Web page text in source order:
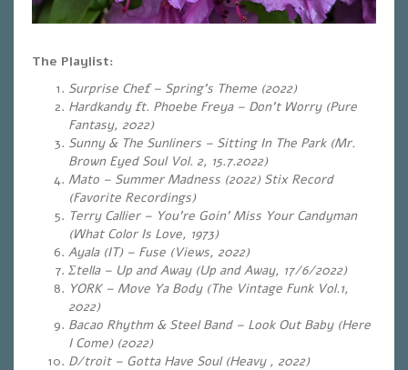
The Playlist:
Surprise Chef – Spring’s Theme (2022)
Hardkandy ft. Phoebe Freya – Don’t Worry (Pure
Fantasy, 2022)
Sunny & The Sunliners – Sitting In The Park (Mr.
Brown Eyed Soul Vol. 2, 15.7.2022)
Mato – Summer Madness (2022) Stix Record
(Favorite Recordings)
Terry Callier – You’re Goin’ Miss Your Candyman
(What Color Is Love, 1973)
Ayala (IT) – Fuse (Views, 2022)
Σtella – Up and Away (Up and Away, 17/6/2022)
YORK – Move Ya Body (The Vintage Funk Vol.1,
2022)
Bacao Rhythm & Steel Band – Look Out Baby (Here
I Come) (2022)
D/troit – Gotta Have Soul (Heavy , 2022)